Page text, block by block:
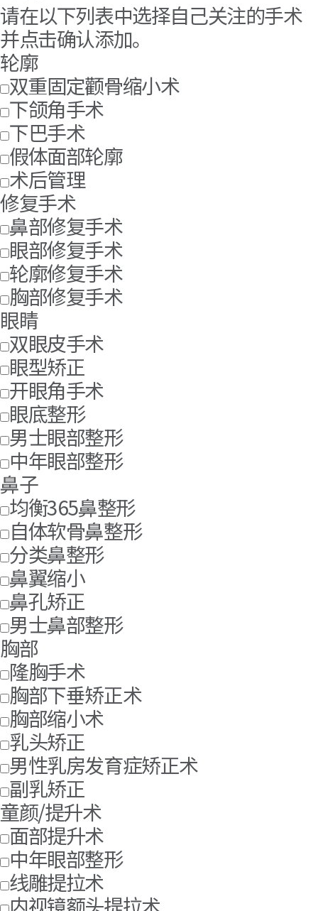
请在以下列表中选择自己关注的手术
并点击确认添加。
轮廓
双重固定颧骨缩小术
下颌角手术
下巴手术
假体面部轮廓
术后管理
修复手术
鼻部修复手术
眼部修复手术
轮廓修复手术
胸部修复手术
眼睛
双眼皮手术
眼型矫正
开眼角手术
眼底整形
男士眼部整形
中年眼部整形
鼻子
均衡365鼻整形
自体软骨鼻整形
分类鼻整形
鼻翼缩小
鼻孔矫正
男士鼻部整形
胸部
隆胸手术
胸部下垂矫正术
胸部缩小术
乳头矫正
男性乳房发育症矫正术
副乳矫正
童颜/提升术
面部提升术
中年眼部整形
线雕提拉术
内视镜额头提拉术